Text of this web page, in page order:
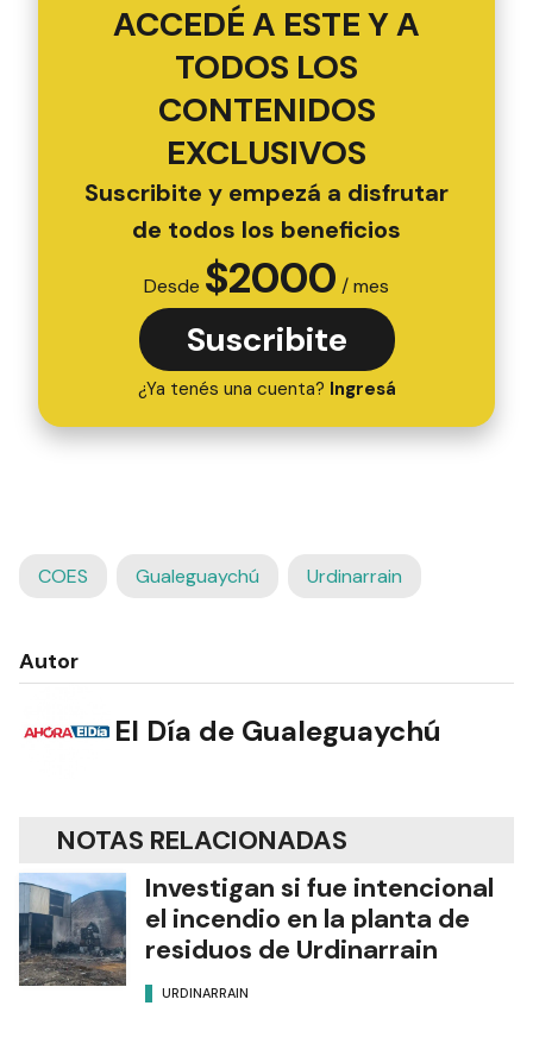
ACCEDÉ A ESTE Y A
TODOS LOS
CONTENIDOS
EXCLUSIVOS
Suscribite y empezá a disfrutar
de todos los beneficios
Desde $2000 / mes
Suscribite
¿Ya tenés una cuenta? Ingresá
COES Gualeguaychú Urdinarrain
Autor
El Día de Gualeguaychú
NOTAS RELACIONADAS
Investigan si fue intencional
el incendio en la planta de
residuos de Urdinarrain
URDINARRAIN